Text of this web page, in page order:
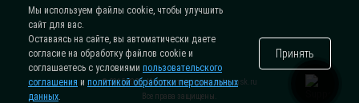
® 2015-2026. Интернет-магазинzatar-msk.ru
Все права защищены.
Мы используем файлы cookie, чтобы улучшить
сайт для вас.
Оставаясь на сайте, вы автоматически даете
согласие на обработку файлов cookie и
соглашаетесь с условиями пользовательского
соглашения и политикой обработки персональных
данных.
Принять